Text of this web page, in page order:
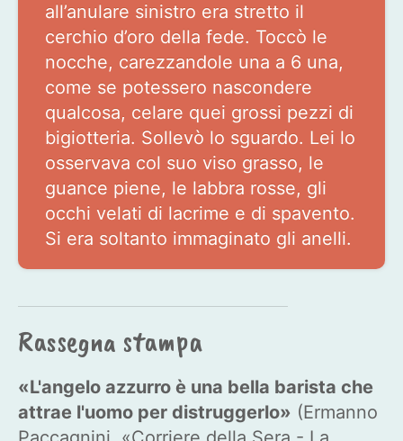
all’anulare sinistro era stretto il
cerchio d’oro della fede. Toccò le
nocche, carezzandole una a 6 una,
come se potessero nascondere
qualcosa, celare quei grossi pezzi di
bigiotteria. Sollevò lo sguardo. Lei lo
osservava col suo viso grasso, le
guance piene, le labbra rosse, gli
occhi velati di lacrime e di spavento.
Si era soltanto immaginato gli anelli.
Rassegna stampa
«L'angelo azzurro è una bella barista che
attrae l'uomo per distruggerlo» (Ermanno